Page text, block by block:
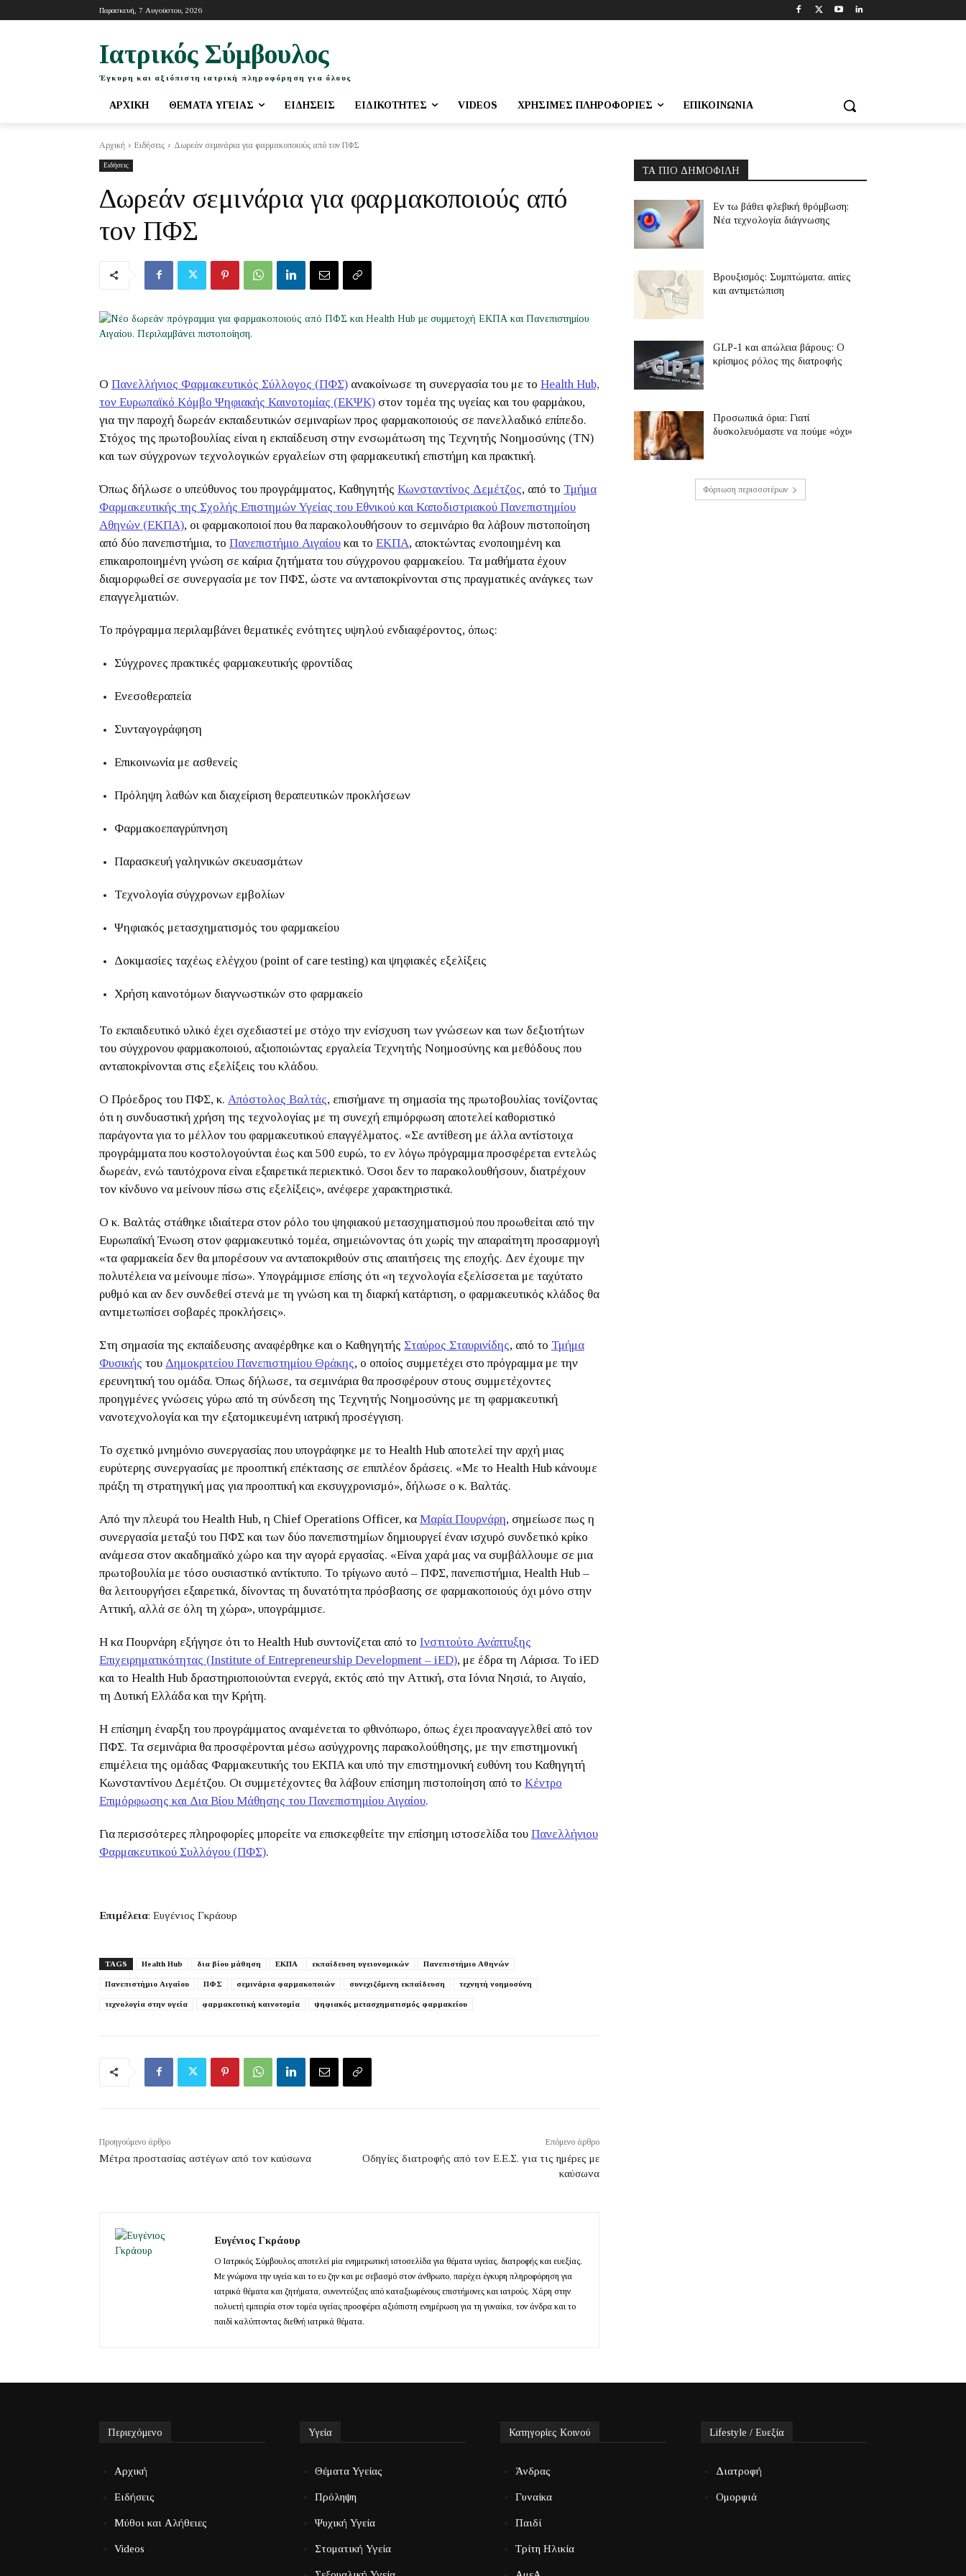
Παρασκευή, 7 Αυγούστου, 2026
Ιατρικός Σύμβουλος
Έγκυρη και αξιόπιστη ιατρική πληροφόρηση για όλους
ΑΡΧΙΚΉ ΘΈΜΑΤΑ ΥΓΕΊΑΣ ΕΙΔΉΣΕΙΣ ΕΙΔΙΚΌΤΗΤΕΣ VIDEOS ΧΡΉΣΙΜΕΣ ΠΛΗΡΟΦΟΡΊΕΣ ΕΠΙΚΟΙΝΩΝΊΑ
Αρχική Ειδήσεις Δωρεάν σεμινάρια για φαρμακοποιούς από τον ΠΦΣ
Ειδήσεις
Δωρεάν σεμινάρια για φαρμακοποιούς από
τον ΠΦΣ
Ο Πανελλήνιος Φαρμακευτικός Σύλλογος (ΠΦΣ) ανακοίνωσε τη συνεργασία του με το Health Hub,
τον Ευρωπαϊκό Κόμβο Ψηφιακής Καινοτομίας (ΕΚΨΚ) στον τομέα της υγείας και του φαρμάκου,
για την παροχή δωρεάν εκπαιδευτικών σεμιναρίων προς φαρμακοποιούς σε πανελλαδικό επίπεδο.
Στόχος της πρωτοβουλίας είναι η εκπαίδευση στην ενσωμάτωση της Τεχνητής Νοημοσύνης (ΤΝ)
και των σύγχρονων τεχνολογικών εργαλείων στη φαρμακευτική επιστήμη και πρακτική.
Όπως δήλωσε ο υπεύθυνος του προγράμματος, Καθηγητής Κωνσταντίνος Δεμέτζος, από το Τμήμα
Φαρμακευτικής της Σχολής Επιστημών Υγείας του Εθνικού και Καποδιστριακού Πανεπιστημίου
Αθηνών (ΕΚΠΑ), οι φαρμακοποιοί που θα παρακολουθήσουν το σεμινάριο θα λάβουν πιστοποίηση
από δύο πανεπιστήμια, το Πανεπιστήμιο Αιγαίου και το ΕΚΠΑ, αποκτώντας ενοποιημένη και
επικαιροποιημένη γνώση σε καίρια ζητήματα του σύγχρονου φαρμακείου. Τα μαθήματα έχουν
διαμορφωθεί σε συνεργασία με τον ΠΦΣ, ώστε να ανταποκρίνονται στις πραγματικές ανάγκες των
επαγγελματιών.
Το πρόγραμμα περιλαμβάνει θεματικές ενότητες υψηλού ενδιαφέροντος, όπως:
Σύγχρονες πρακτικές φαρμακευτικής φροντίδας
Ενεσοθεραπεία
Συνταγογράφηση
Επικοινωνία με ασθενείς
Πρόληψη λαθών και διαχείριση θεραπευτικών προκλήσεων
Φαρμακοεπαγρύπνηση
Παρασκευή γαληνικών σκευασμάτων
Τεχνολογία σύγχρονων εμβολίων
Ψηφιακός μετασχηματισμός του φαρμακείου
Δοκιμασίες ταχέως ελέγχου (point of care testing) και ψηφιακές εξελίξεις
Χρήση καινοτόμων διαγνωστικών στο φαρμακείο
Το εκπαιδευτικό υλικό έχει σχεδιαστεί με στόχο την ενίσχυση των γνώσεων και των δεξιοτήτων
του σύγχρονου φαρμακοποιού, αξιοποιώντας εργαλεία Τεχνητής Νοημοσύνης και μεθόδους που
ανταποκρίνονται στις εξελίξεις του κλάδου.
Ο Πρόεδρος του ΠΦΣ, κ. Απόστολος Βαλτάς, επισήμανε τη σημασία της πρωτοβουλίας τονίζοντας
ότι η συνδυαστική χρήση της τεχνολογίας με τη συνεχή επιμόρφωση αποτελεί καθοριστικό
παράγοντα για το μέλλον του φαρμακευτικού επαγγέλματος. «Σε αντίθεση με άλλα αντίστοιχα
προγράμματα που κοστολογούνται έως και 500 ευρώ, το εν λόγω πρόγραμμα προσφέρεται εντελώς
δωρεάν, ενώ ταυτόχρονα είναι εξαιρετικά περιεκτικό. Όσοι δεν το παρακολουθήσουν, διατρέχουν
τον κίνδυνο να μείνουν πίσω στις εξελίξεις», ανέφερε χαρακτηριστικά.
Ο κ. Βαλτάς στάθηκε ιδιαίτερα στον ρόλο του ψηφιακού μετασχηματισμού που προωθείται από την
Ευρωπαϊκή Ένωση στον φαρμακευτικό τομέα, σημειώνοντας ότι χωρίς την απαραίτητη προσαρμογή
«τα φαρμακεία δεν θα μπορέσουν να ανταποκριθούν στις απαιτήσεις της εποχής. Δεν έχουμε την
πολυτέλεια να μείνουμε πίσω». Υπογράμμισε επίσης ότι «η τεχνολογία εξελίσσεται με ταχύτατο
ρυθμό και αν δεν συνδεθεί στενά με τη γνώση και τη διαρκή κατάρτιση, ο φαρμακευτικός κλάδος θα
αντιμετωπίσει σοβαρές προκλήσεις».
Στη σημασία της εκπαίδευσης αναφέρθηκε και ο Καθηγητής Σταύρος Σταυρινίδης, από το Τμήμα
Φυσικής του Δημοκριτείου Πανεπιστημίου Θράκης, ο οποίος συμμετέχει στο πρόγραμμα με την
ερευνητική του ομάδα. Όπως δήλωσε, τα σεμινάρια θα προσφέρουν στους συμμετέχοντες
προηγμένες γνώσεις γύρω από τη σύνδεση της Τεχνητής Νοημοσύνης με τη φαρμακευτική
νανοτεχνολογία και την εξατομικευμένη ιατρική προσέγγιση.
Το σχετικό μνημόνιο συνεργασίας που υπογράφηκε με το Health Hub αποτελεί την αρχή μιας
ευρύτερης συνεργασίας με προοπτική επέκτασης σε επιπλέον δράσεις. «Με το Health Hub κάνουμε
πράξη τη στρατηγική μας για προοπτική και εκσυγχρονισμό», δήλωσε ο κ. Βαλτάς.
Από την πλευρά του Health Hub, η Chief Operations Officer, κα Μαρία Πουρνάρη, σημείωσε πως η
συνεργασία μεταξύ του ΠΦΣ και των δύο πανεπιστημίων δημιουργεί έναν ισχυρό συνδετικό κρίκο
ανάμεσα στον ακαδημαϊκό χώρο και την αγορά εργασίας. «Είναι χαρά μας να συμβάλλουμε σε μια
πρωτοβουλία με τόσο ουσιαστικό αντίκτυπο. Το τρίγωνο αυτό – ΠΦΣ, πανεπιστήμια, Health Hub –
θα λειτουργήσει εξαιρετικά, δίνοντας τη δυνατότητα πρόσβασης σε φαρμακοποιούς όχι μόνο στην
Αττική, αλλά σε όλη τη χώρα», υπογράμμισε.
Η κα Πουρνάρη εξήγησε ότι το Health Hub συντονίζεται από το Ινστιτούτο Ανάπτυξης
Επιχειρηματικότητας (Institute of Entrepreneurship Development – iED), με έδρα τη Λάρισα. Το iED
και το Health Hub δραστηριοποιούνται ενεργά, εκτός από την Αττική, στα Ιόνια Νησιά, το Αιγαίο,
τη Δυτική Ελλάδα και την Κρήτη.
Η επίσημη έναρξη του προγράμματος αναμένεται το φθινόπωρο, όπως έχει προαναγγελθεί από τον
ΠΦΣ. Τα σεμινάρια θα προσφέρονται μέσω ασύγχρονης παρακολούθησης, με την επιστημονική
επιμέλεια της ομάδας Φαρμακευτικής του ΕΚΠΑ και υπό την επιστημονική ευθύνη του Καθηγητή
Κωνσταντίνου Δεμέτζου. Οι συμμετέχοντες θα λάβουν επίσημη πιστοποίηση από το Κέντρο
Επιμόρφωσης και Δια Βίου Μάθησης του Πανεπιστημίου Αιγαίου.
Για περισσότερες πληροφορίες μπορείτε να επισκεφθείτε την επίσημη ιστοσελίδα του Πανελλήνιου
Φαρμακευτικού Συλλόγου (ΠΦΣ).
Επιμέλεια: Ευγένιος Γκράουρ
TAGS Health Hub δια βίου μάθηση ΕΚΠΑ εκπαίδευση υγειονομικών Πανεπιστήμιο Αθηνών
Πανεπιστήμιο Αιγαίου ΠΦΣ σεμινάρια φαρμακοποιών συνεχιζόμενη εκπαίδευση τεχνητή νοημοσύνη
τεχνολογία στην υγεία φαρμακευτική καινοτομία ψηφιακός μετασχηματισμός φαρμακείου
Προηγούμενο άρθρο
Μέτρα προστασίας αστέγων από τον καύσωνα
Επόμενο άρθρο
Οδηγίες διατροφής από τον Ε.Ε.Σ. για τις ημέρες με
καύσωνα
Ευγένιος Γκράουρ
Ο Ιατρικός Σύμβουλος αποτελεί μία ενημερωτική ιστοσελίδα για θέματα υγείας, διατροφής και ευεξίας.
Με γνώμονα την υγεία και το ευ ζην και με σεβασμό στον άνθρωπο, παρέχει έγκυρη πληροφόρηση για
ιατρικά θέματα και ζητήματα, συνεντεύξεις από καταξιωμένους επιστήμονες και ιατρούς. Χάρη στην
πολυετή εμπειρία στον τομέα υγείας προσφέρει αξιόπιστη ενημέρωση για τη γυναίκα, τον άνδρα και το
παιδί καλύπτοντας διεθνή ιατρικά θέματα.
ΤΑ ΠΙΟ ΔΗΜΟΦΙΛΉ
Εν τω βάθει φλεβική θρόμβωση:
Νέα τεχνολογία διάγνωσης
Βρουξισμός: Συμπτώματα, αιτίες
και αντιμετώπιση
GLP-1 και απώλεια βάρους: Ο
κρίσιμος ρόλος της διατροφής
Προσωπικά όρια: Γιατί
δυσκολευόμαστε να πούμε «όχι»
Φόρτωση περισσοτέρων
Περιεχόμενο
Αρχική
Ειδήσεις
Μύθοι και Αλήθειες
Videos
Υγεία
Θέματα Υγείας
Πρόληψη
Ψυχική Υγεία
Στοματική Υγεία
Κατηγορίες Κοινού
Άνδρας
Γυναίκα
Παιδί
Τρίτη Ηλικία
Lifestyle / Ευεξία
Διατροφή
Ομορφιά